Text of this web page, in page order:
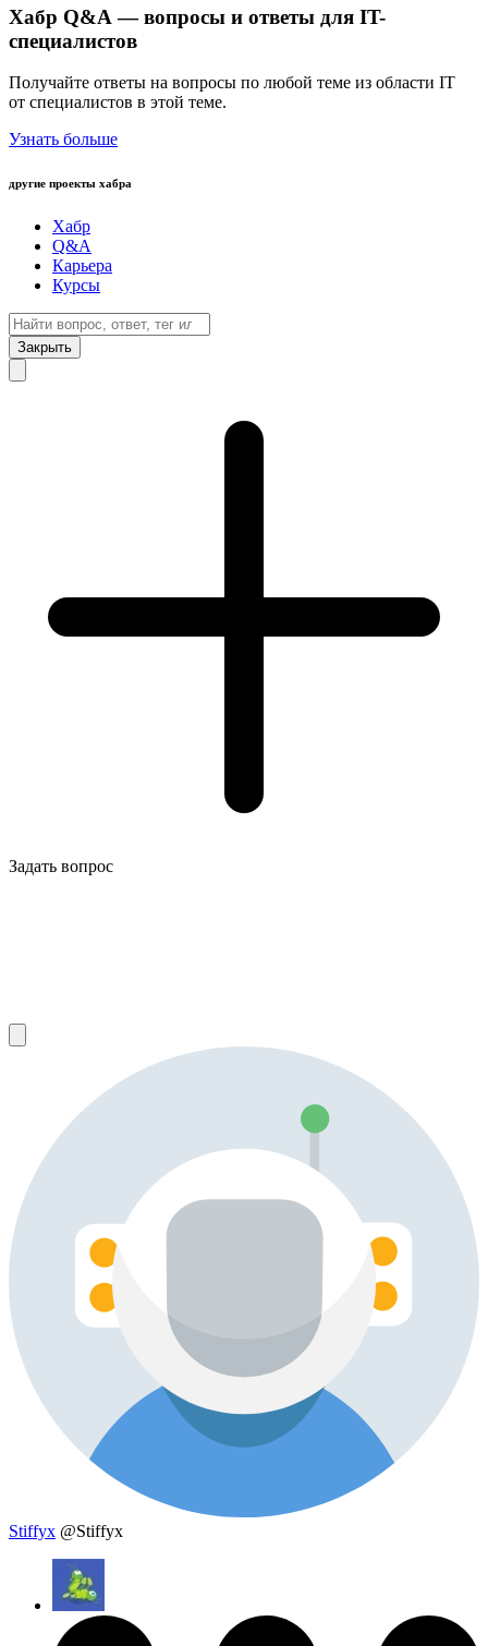
Хабр Q&A — вопросы и ответы для IT-
специалистов
Получайте ответы на вопросы по любой теме из области IT
от специалистов в этой теме.
Узнать больше
другие проекты хабра
Хабр
Q&A
Карьера
Курсы
Закрыть
Задать вопрос
Stiffyx @Stiffyx